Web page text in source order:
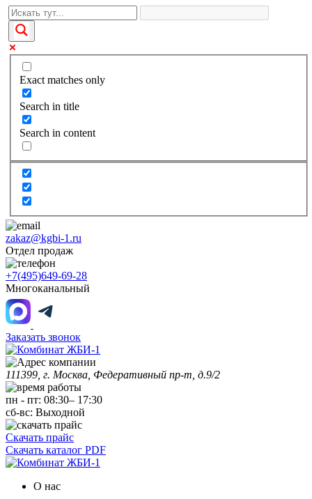
Exact matches only
Search in title
Search in content
zakaz@kgbi-1.ru
Отдел продаж
+7(495)649-69-28
Многоканальный
Заказать звонок
111399, г. Москва, Федеративный пр-т, д.9/2
пн - пт: 08:30– 17:30
сб-вс: Выходной
Скачать прайс
Скачать каталог PDF
О нас